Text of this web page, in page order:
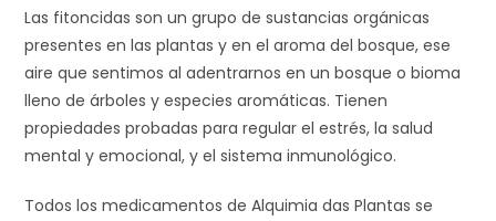
Las fitoncidas son un grupo de sustancias orgánicas
presentes en las plantas y en el aroma del bosque, ese
aire que sentimos al adentrarnos en un bosque o bioma
lleno de árboles y especies aromáticas. Tienen
propiedades probadas para regular el estrés, la salud
mental y emocional, y el sistema inmunológico.
Todos los medicamentos de Alquimia das Plantas se